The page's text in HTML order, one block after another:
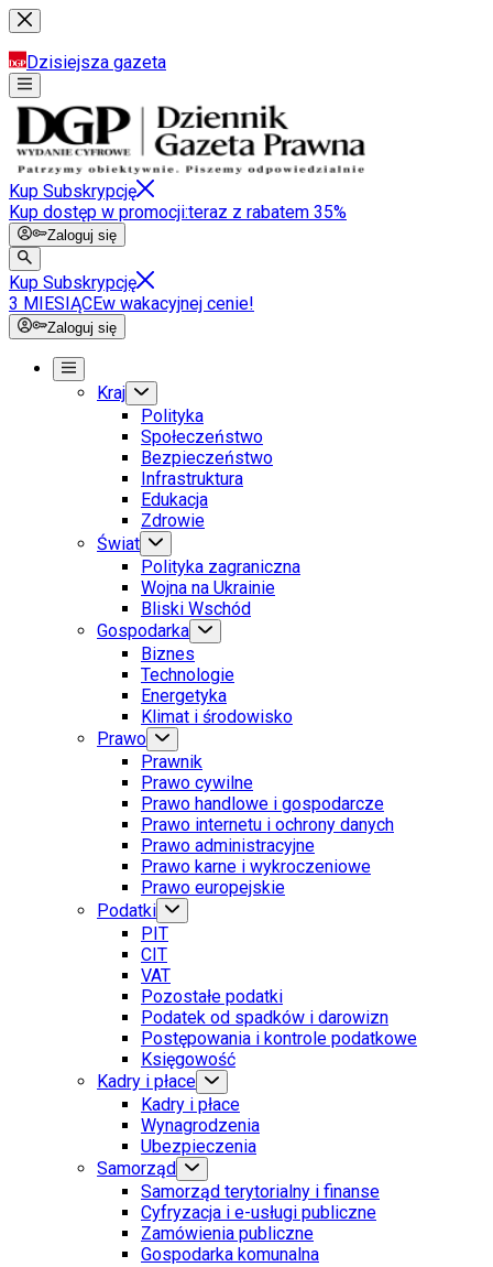
Dzisiejsza gazeta
Kup Subskrypcję
Kup dostęp w promocji:teraz z rabatem 35%
Zaloguj się
Kup Subskrypcję
3 MIESIĄCEw wakacyjnej cenie!
Zaloguj się
Kraj
Polityka
Społeczeństwo
Bezpieczeństwo
Infrastruktura
Edukacja
Zdrowie
Świat
Polityka zagraniczna
Wojna na Ukrainie
Bliski Wschód
Gospodarka
Biznes
Technologie
Energetyka
Klimat i środowisko
Prawo
Prawnik
Prawo cywilne
Prawo handlowe i gospodarcze
Prawo internetu i ochrony danych
Prawo administracyjne
Prawo karne i wykroczeniowe
Prawo europejskie
Podatki
PIT
CIT
VAT
Pozostałe podatki
Podatek od spadków i darowizn
Postępowania i kontrole podatkowe
Księgowość
Kadry i płace
Kadry i płace
Wynagrodzenia
Ubezpieczenia
Samorząd
Samorząd terytorialny i finanse
Cyfryzacja i e-usługi publiczne
Zamówienia publiczne
Gospodarka komunalna